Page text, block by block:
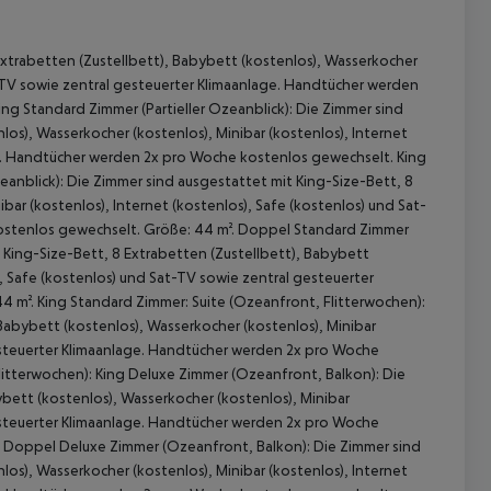
(Zustellbett), Babybett (kostenlos), Wasserkocher
sowie zentral gesteuerter Klimaanlage. Handtücher werden
Standard Zimmer (Partieller Ozeanblick): Die Zimmer sind
Wasserkocher (kostenlos), Minibar (kostenlos), Internet
werden 2x pro Woche kostenlos gewechselt. King
Die Zimmer sind ausgestattet mit King-Size-Bett, 8
(kostenlos), Internet (kostenlos), Safe (kostenlos) und Sat-
gewechselt. Größe: 44 m². Doppel Standard Zimmer
King-Size-Bett, 8 Extrabetten (Zustellbett), Babybett
(kostenlos) und Sat-TV sowie zentral gesteuerter
King Standard Zimmer: Suite (Ozeanfront, Flitterwochen):
(kostenlos), Wasserkocher (kostenlos), Minibar
Klimaanlage. Handtücher werden 2x pro Woche
King Deluxe Zimmer (Ozeanfront, Balkon): Die
(kostenlos), Wasserkocher (kostenlos), Minibar
Klimaanlage. Handtücher werden 2x pro Woche
Deluxe Zimmer (Ozeanfront, Balkon): Die Zimmer sind
Wasserkocher (kostenlos), Minibar (kostenlos), Internet